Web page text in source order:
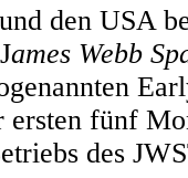
den USA
ames Webb
ersten fünf
des